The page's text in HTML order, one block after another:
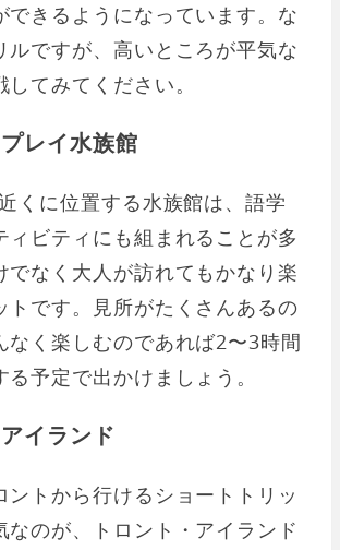
できるようになっています。な
ルですが、高いところが平気な
てみてください。
レイ水族館
くに位置する水族館は、語学
ィビティにも組まれることが多
でなく大人が訪れてもかなり楽
トです。見所がたくさんあるの
なく楽しむのであれば2〜3時間
予定で出かけましょう。
イランド
ントから行けるショートトリッ
なのが、トロント・アイランド